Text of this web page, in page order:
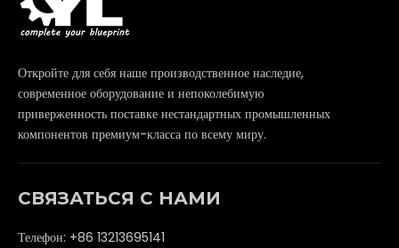
Откройте для себя наше производственное наследие,
современное оборудование и непоколебимую
приверженность поставке нестандартных промышленных
компонентов премиум-класса по всему миру.
СВЯЗАТЬСЯ С НАМИ
Телефон: +86 13213695141